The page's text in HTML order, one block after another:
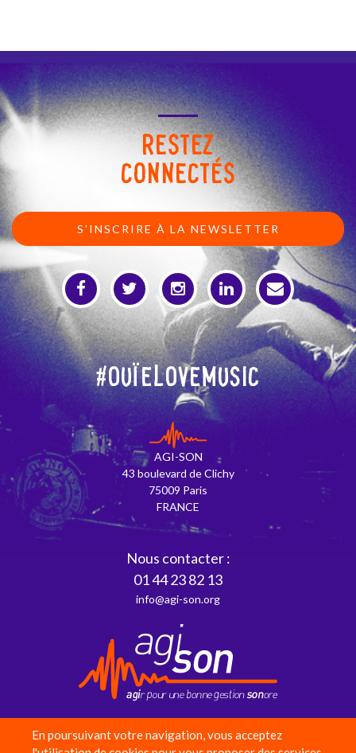
RESTEZ
CONNECTÉS
S’INSCRIRE À LA NEWSLETTER
#OuïeLoveMusic
AGI-SON
43 boulevard de Clichy
75009 Paris
FRANCE
Nous contacter :
01 44 23 82 13
info@agi-son.org
En poursuivant votre navigation, vous acceptez